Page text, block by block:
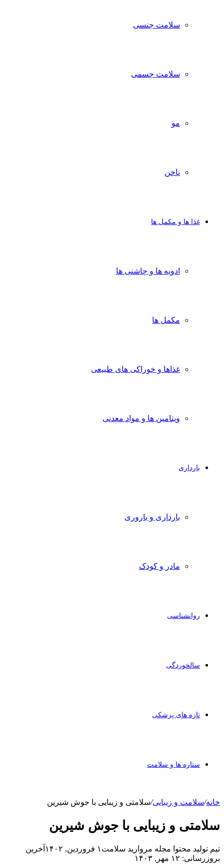
سلامت جنسی
سلامت جسمی
مو
ناخن
غذا ها و مکمل ها
ادویه ها و چاشنی ها
مکمل ها
غذاها و خوراکی های طبیعی
ویتامین ها و مواد معدنی
بارداری
بارداری و باروری
مادر و کودک
روانشناسی
سالخوردگی
تازه های پزشکی
ستاره ها و سلامت
خانه/سلامت و زیبایی/سلامتی و زیبایی با جوش ­شیرین
سلامتی و زیبایی با جوش ­شیرین
تیم تولید محتوا مجله مروارید سلامت ۱ فروردین, ۱۴۰۲
آخرین
بروزرسانی: ۱۲ مهر, ۱۴۰۳